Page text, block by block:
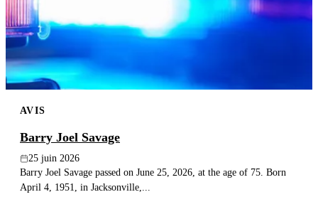
AVIS
Barry Joel Savage
25 juin 2026
Barry Joel Savage passed on June 25, 2026, at the age of 75. Born
April 4, 1951, in Jacksonville,...